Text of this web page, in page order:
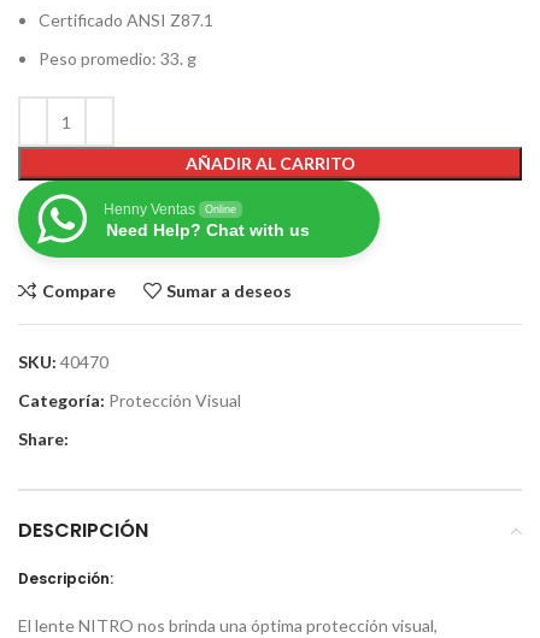
Certificado ANSI Z87.1
Peso promedio: 33. g
AÑADIR AL CARRITO
Henny Ventas Online
Need Help? Chat with us
Compare Sumar a deseos
SKU: 40470
Categoría: Protección Visual
Share:
DESCRIPCIÓN
Descripción:
El lente NITRO nos brinda una óptima protección visual,